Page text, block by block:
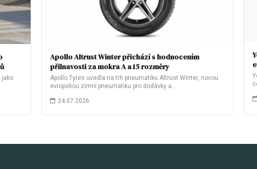
jako
Apollo Altrust Winter přichází s hodnocením
přilnavosti za mokra A a 15 rozměry
Apollo Tyres uvedla na trh pneumatiku Altrust Winter, novou
evropskou zimní pneumatiku pro dodávky a…
24.07.2026